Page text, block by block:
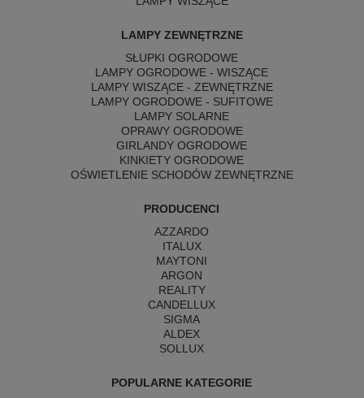
LAMPY ZEWNĘTRZNE
SŁUPKI OGRODOWE
LAMPY OGRODOWE - WISZĄCE
LAMPY WISZĄCE - ZEWNĘTRZNE
LAMPY OGRODOWE - SUFITOWE
LAMPY SOLARNE
OPRAWY OGRODOWE
GIRLANDY OGRODOWE
KINKIETY OGRODOWE
OŚWIETLENIE SCHODÓW ZEWNĘTRZNE
PRODUCENCI
AZZARDO
ITALUX
MAYTONI
ARGON
REALITY
CANDELLUX
SIGMA
ALDEX
SOLLUX
POPULARNE KATEGORIE